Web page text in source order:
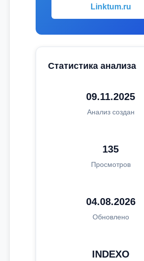
Linktum.ru
Статистика анализа
09.11.2025
Анализ создан
135
Просмотров
04.08.2026
Обновлено
INDEXO